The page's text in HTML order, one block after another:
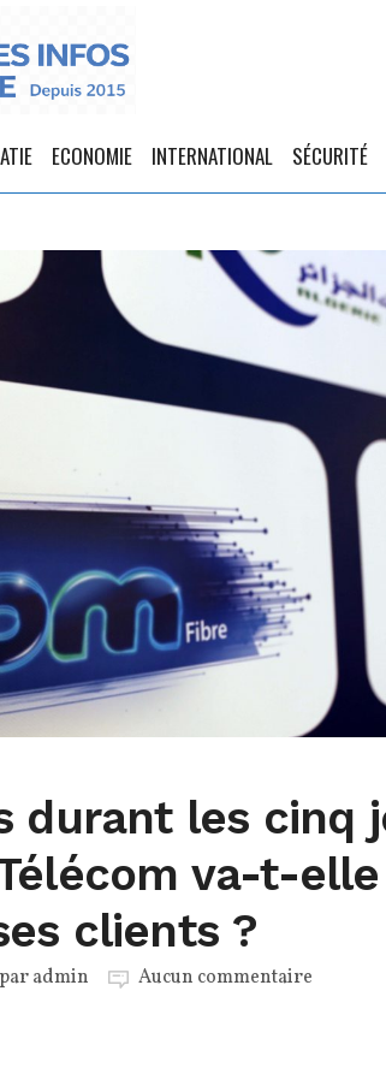
ECONOMIE INTERNATIONAL SÉCURITÉ
durant les cinq
va-t-elle
clients ?
admin Aucun commentaire